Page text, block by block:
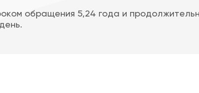
обращения 5,24 года и